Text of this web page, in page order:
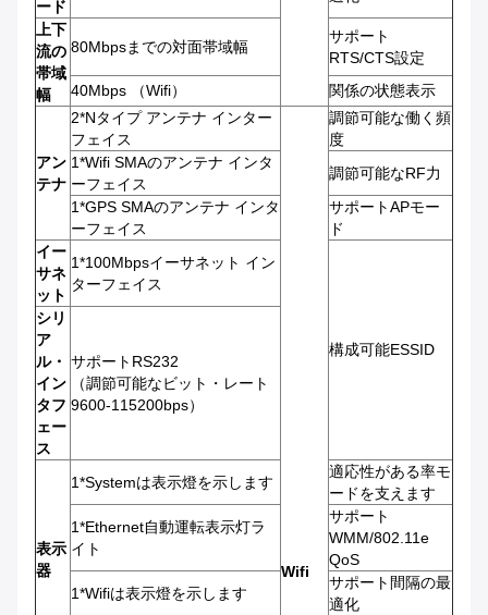
ード
上下
流の
帯域
幅
80Mbpsまでの対面帯域幅
サポート
RTS/CTS設定
40Mbps （Wifi）
関係の状態表示
アン
テナ
2*Nタイプ アンテナ インター
フェイス
Wifi
調節可能な働く頻
度
1*Wifi SMAのアンテナ インタ
ーフェイス
調節可能なRF力
1*GPS SMAのアンテナ インタ
ーフェイス
サポートAPモー
ド
イー
サネ
ット
1*100Mbpsイーサネット イン
ターフェイス
構成可能ESSID
シリ
ア
ル・
イン
タフ
ェー
ス
サポートRS232
（調節可能なビット・レート
9600-115200bps）
表示
器
1*Systemは表示燈を示します
適応性がある率モ
ードを支えます
1*Ethernet自動運転表示灯ラ
イト
サポート
WMM/802.11e
QoS
1*Wifiは表示燈を示します
サポート間隔の最
適化